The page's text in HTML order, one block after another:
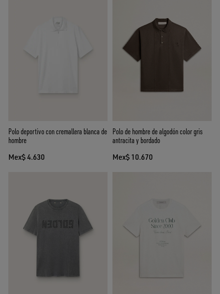
Polo deportivo con cremallera blanca de
hombre
Mex$ 4.630
Polo de hombre de algodón color gris
antracita y bordado
Mex$ 10.670